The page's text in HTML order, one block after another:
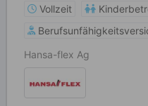
Vollzeit
Hansa-flex Ag